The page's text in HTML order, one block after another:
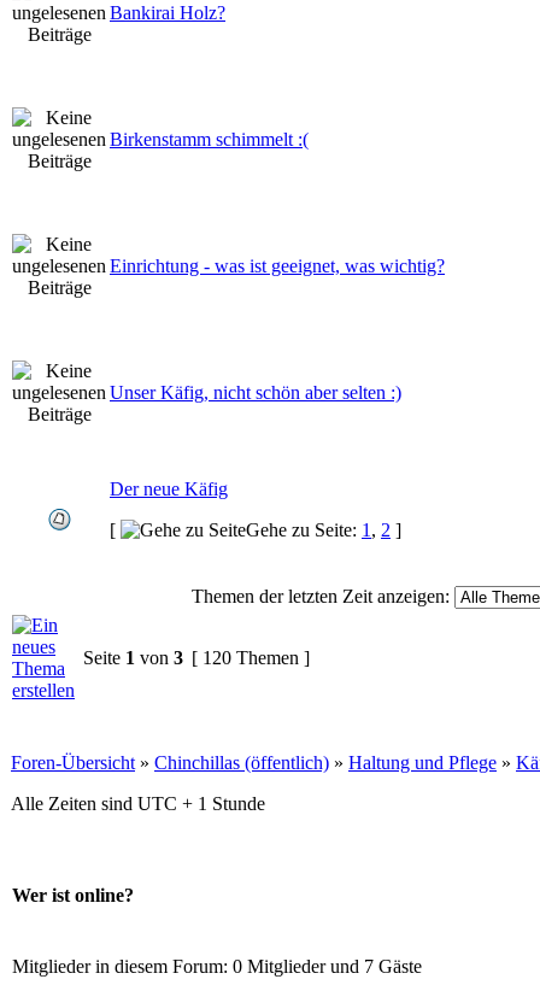
Bankirai Holz?
Birkenstamm schimmelt :(
Einrichtung - was ist geeignet, was wichtig?
Unser Käfig, nicht schön aber selten :)
Der neue Käfig
[
Gehe zu Seite: 1 , 2 ]
Themen der letzten Zeit anzeigen:
Seite 1 von 3 [ 120 Themen ]
Foren-Übersicht » Chinchillas (öffentlich) » Haltung und Pflege »
Alle Zeiten sind UTC + 1 Stunde
Wer ist online?
Mitglieder in diesem Forum: 0 Mitglieder und 7 Gäste